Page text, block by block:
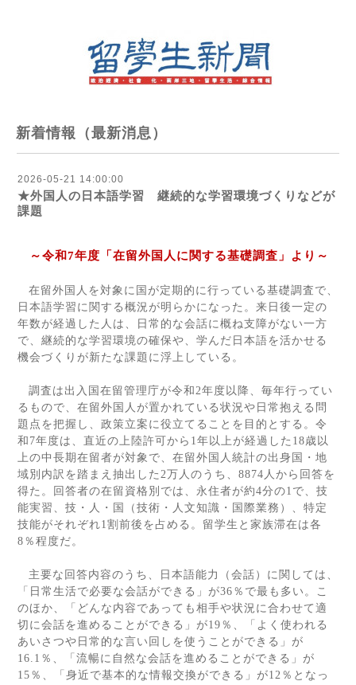
新着情報（最新消息）
2026-05-21 14:00:00
★外国人の日本語学習 継続的な学習環境づくりなどが
課題
～令和7年度「在留外国人に関する基礎調査」より～
在留外国人を対象に国が定期的に行っている基礎調査で、
日本語学習に関する概況が明らかになった。来日後一定の
年数が経過した人は、日常的な会話に概ね支障がない一方
で、継続的な学習環境の確保や、学んだ日本語を活かせる
機会づくりが新たな課題に浮上している。
調査は出入国在留管理庁が令和 2年度以降、毎年行ってい
るもので、在留外国人が置かれている状況や日常抱える問
題点を把握し、政策立案に役立てることを目的とする。令
和 7年度は、直近の上陸許可から 1年以上が経過した 18歳以
上の中長期在留者が対象で、在留外国人統計の出身国・地
域別内訳を踏まえ抽出した 2万人のうち、 8874 人から回答を
得た。回答者の在留資格別では、永住者が約4分の1 で、技
能実習、技・人・国（技術・人文知識・国際業務）、特定
技能がそれぞれ1割前後を占める。留学生と家族滞在は各
8 ％程度だ。
主要な回答内容のうち、日本語能力（会話）に関しては、
「日常生活で必要な会話ができる」が36 ％で最も多い。こ
のほか、「どんな内容であっても相手や状況に合わせて適
切に会話を進めることができる」が19 ％、「よく使われる
あいさつや日常的な言い回しを使うことができる」が
16.1 ％、「流暢に自然な会話を進めることができる」が
15 ％、「身近で基本的な情報交換ができる」が12 ％となっ